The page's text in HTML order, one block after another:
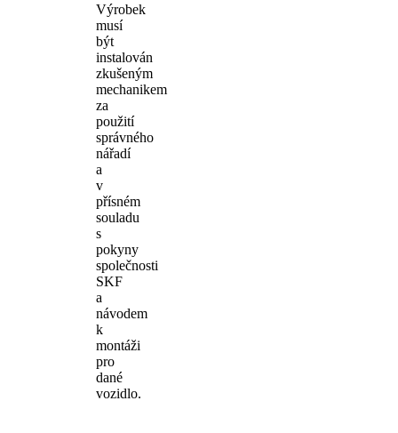
Výrobek
musí
být
instalován
zkušeným
mechanikem
za
použití
správného
nářadí
a
v
přísném
souladu
s
pokyny
společnosti
SKF
a
návodem
k
montáži
pro
dané
vozidlo.